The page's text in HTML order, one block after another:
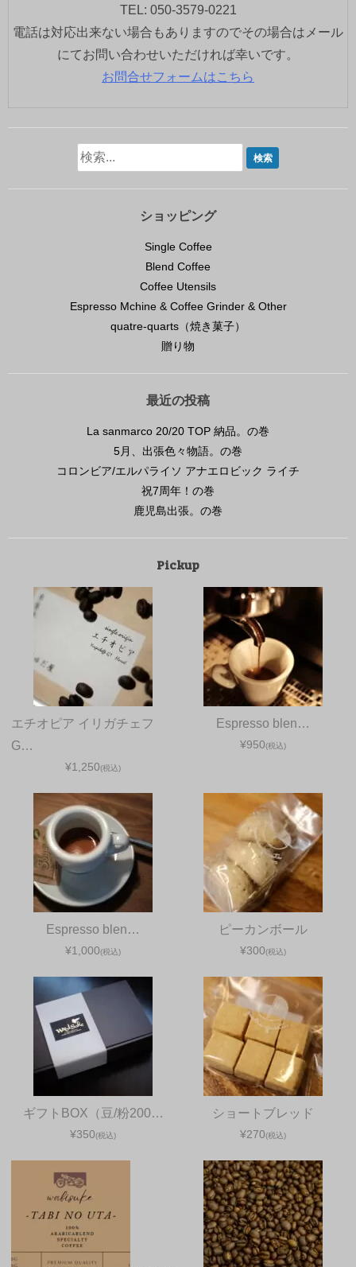
TEL: 050-3579-0221
電話は対応出来ない場合もありますのでその場合はメール
にてお問い合わせいただければ幸いです。
お問合せフォームはこちら
ショッピング
Single Coffee
Blend Coffee
Coffee Utensils
Espresso Mchine & Coffee Grinder & Other
quatre-quarts（焼き菓子）
贈り物
最近の投稿
La sanmarco 20/20 TOP 納品。の巻
5月、出張色々物語。の巻
コロンビア/エルパライソ アナエロビック ライチ
祝7周年！の巻
鹿児島出張。の巻
Pickup
エチオピア イリガチェフ
G…
¥1,250(税込)
Espresso blen…
¥950(税込)
Espresso blen…
¥1,000(税込)
ピーカンボール
¥300(税込)
ギフトBOX（豆/粉200…
¥350(税込)
ショートブレッド
¥270(税込)